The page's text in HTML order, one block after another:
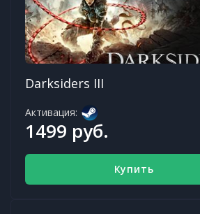
Darksiders III
Активация:
1499 руб.
Купить